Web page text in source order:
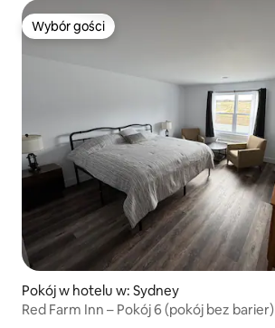
Wybór gości
Wybór gości
Pokój w hotelu w: Sydney
Red Farm Inn – Pokój 6 (pokój bez barier)